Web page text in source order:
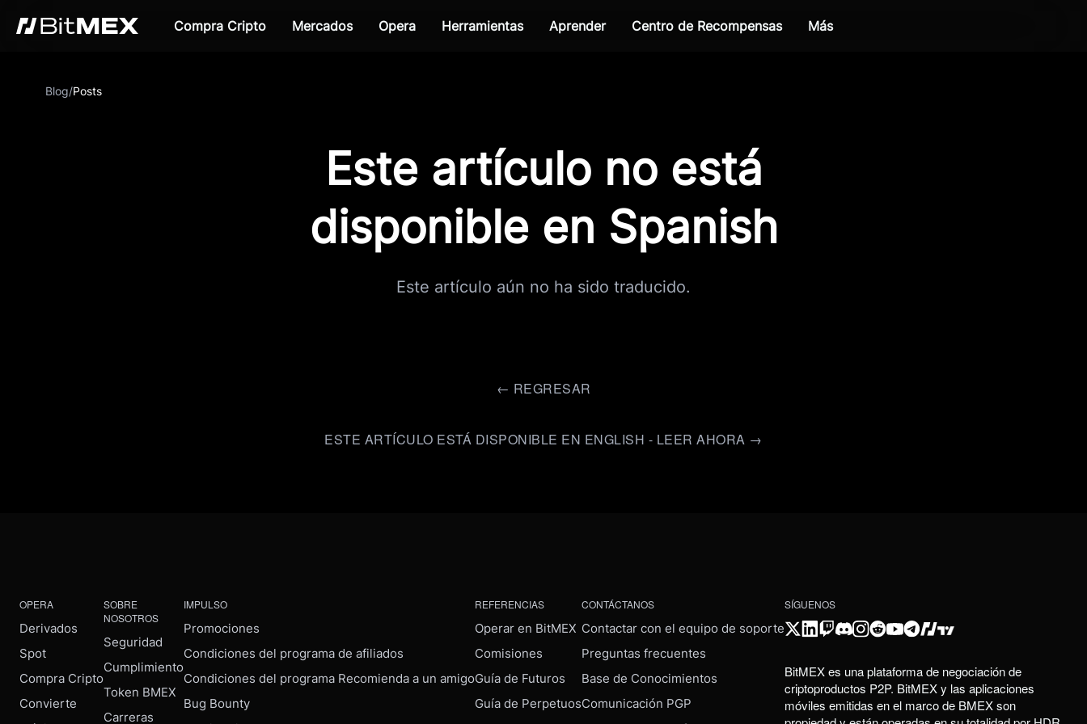
Compra Cripto Mercados Opera Herramientas Aprender Centro de Recompensas Más
Blog/Posts
Este artículo no está
disponible en Spanish
Este artículo aún no ha sido traducido.
← REGRESAR
ESTE ARTÍCULO ESTÁ DISPONIBLE EN ENGLISH - LEER AHORA →
OPERA
Derivados
Spot
Compra Cripto
Convierte
SOBRE
NOSOTROS
Seguridad
Cumplimiento
Token BMEX
Carreras
IMPULSO
Promociones
Condiciones del programa de afiliados
Condiciones del programa Recomienda a un amigo
Bug Bounty
REFERENCIAS
Operar en BitMEX
Comisiones
Guía de Futuros
Guía de Perpetuos
CONTÁCTANOS
Contactar con el equipo de soporte
Preguntas frecuentes
Base de Conocimientos
Comunicación PGP
SÍGUENOS
BitMEX es una plataforma de negociación de
criptoproductos P2P. BitMEX y las aplicaciones
móviles emitidas en el marco de BMEX son